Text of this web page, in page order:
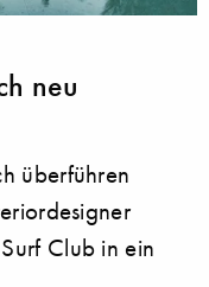
neu
überführen
Club in ein